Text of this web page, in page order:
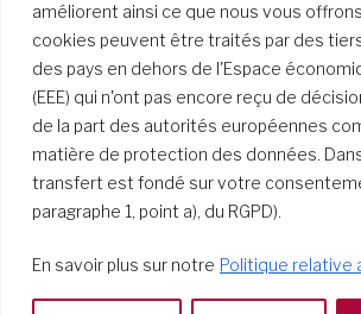
améliorent ainsi ce que nous vous
cookies peuvent être traités par des
des pays en dehors de l'Espace
(EEE) qui n'ont pas encore reçu de
de la part des autorités européennes
matière de protection des données.
transfert est fondé sur votre
paragraphe 1, point a), du RGPD).
En savoir plus sur notre Politique relative